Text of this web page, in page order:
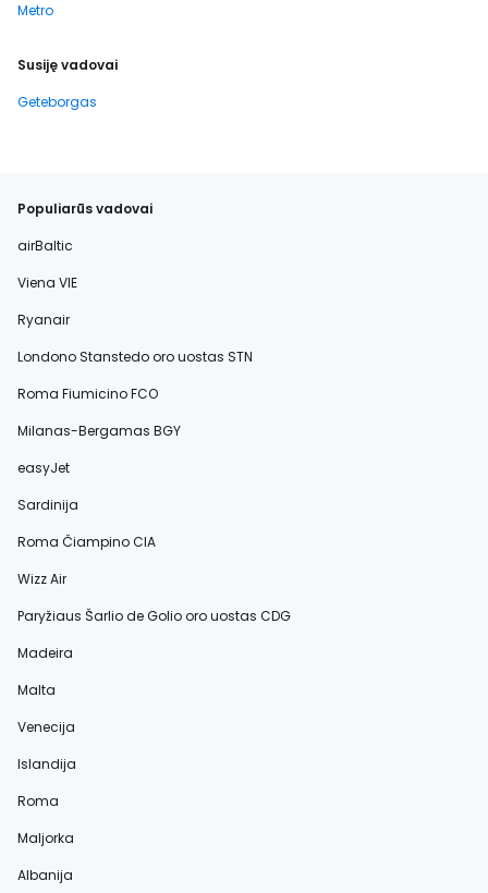
Metro
Susiję vadovai
Geteborgas
Populiarūs vadovai
airBaltic
Viena VIE
Ryanair
Londono Stanstedo oro uostas STN
Roma Fiumicino FCO
Milanas-Bergamas BGY
easyJet
Sardinija
Roma Čiampino CIA
Wizz Air
Paryžiaus Šarlio de Golio oro uostas CDG
Madeira
Malta
Venecija
Islandija
Roma
Maljorka
Albanija